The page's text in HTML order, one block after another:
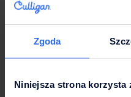
Zgoda
Niniejsza strona korzysta
które są odprowadzane
pomocą rur lub
wymywania z gleby,
Jak obliczyć